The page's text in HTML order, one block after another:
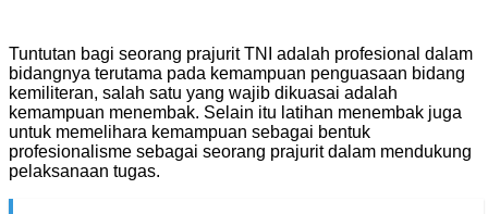
Tuntutan bagi seorang prajurit TNI adalah profesional dalam
bidangnya terutama pada kemampuan penguasaan bidang
kemiliteran, salah satu yang wajib dikuasai adalah
kemampuan menembak. Selain itu latihan menembak juga
untuk memelihara kemampuan sebagai bentuk
profesionalisme sebagai seorang prajurit dalam mendukung
pelaksanaan tugas.